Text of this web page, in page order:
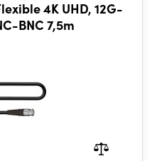
4K UHD, 12G-
BNC 7,5m